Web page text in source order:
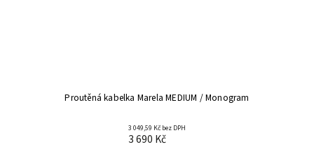
Proutěná kabelka Marela MEDIUM / Monogram
3 049,59 Kč bez DPH
3 690 Kč